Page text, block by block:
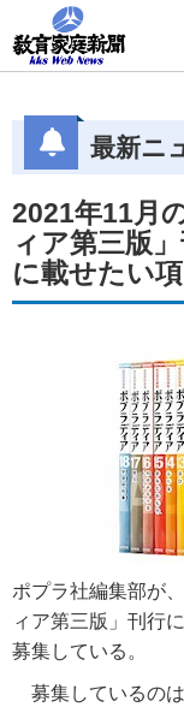
最新ニ
2021年11月
ィア第三版
に載せたい
ポプラ社編集部が
ィア第三版」刊行
募集している。
募集しているの